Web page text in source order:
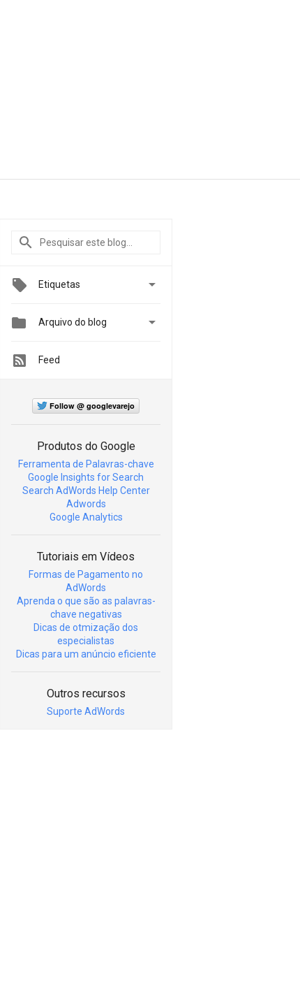
Etiquetas 
 Arquivo do blog 
Feed
Follow @ googlevarejo
Produtos do Google
Ferramenta de Palavras-chave
Google Insights for Search
Search AdWords Help Center
Adwords
Google Analytics
Tutoriais em Vídeos
Formas de Pagamento no
AdWords
Aprenda o que são as palavras-
chave negativas
Dicas de otmização dos
especialistas
Dicas para um anúncio eficiente
Outros recursos
Suporte AdWords